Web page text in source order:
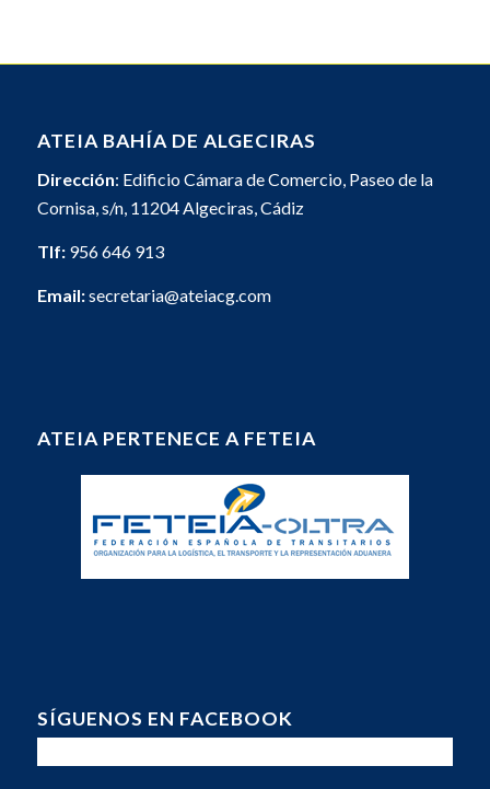
ATEIA BAHÍA DE ALGECIRAS
Dirección: Edificio Cámara de Comercio, Paseo de la
Cornisa, s/n, 11204 Algeciras, Cádiz
Tlf: 956 646 913
Email:secretaria@ateiacg.com
ATEIA PERTENECE A FETEIA
SÍGUENOS EN FACEBOOK